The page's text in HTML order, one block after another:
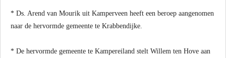
* Ds. Arend van Mourik uit Kamperveen heeft een beroep aangenomen
naar de hervormde gemeente te Krabbendijke.
* De hervormde gemeente te Kampereiland stelt Willem ten Hove aan